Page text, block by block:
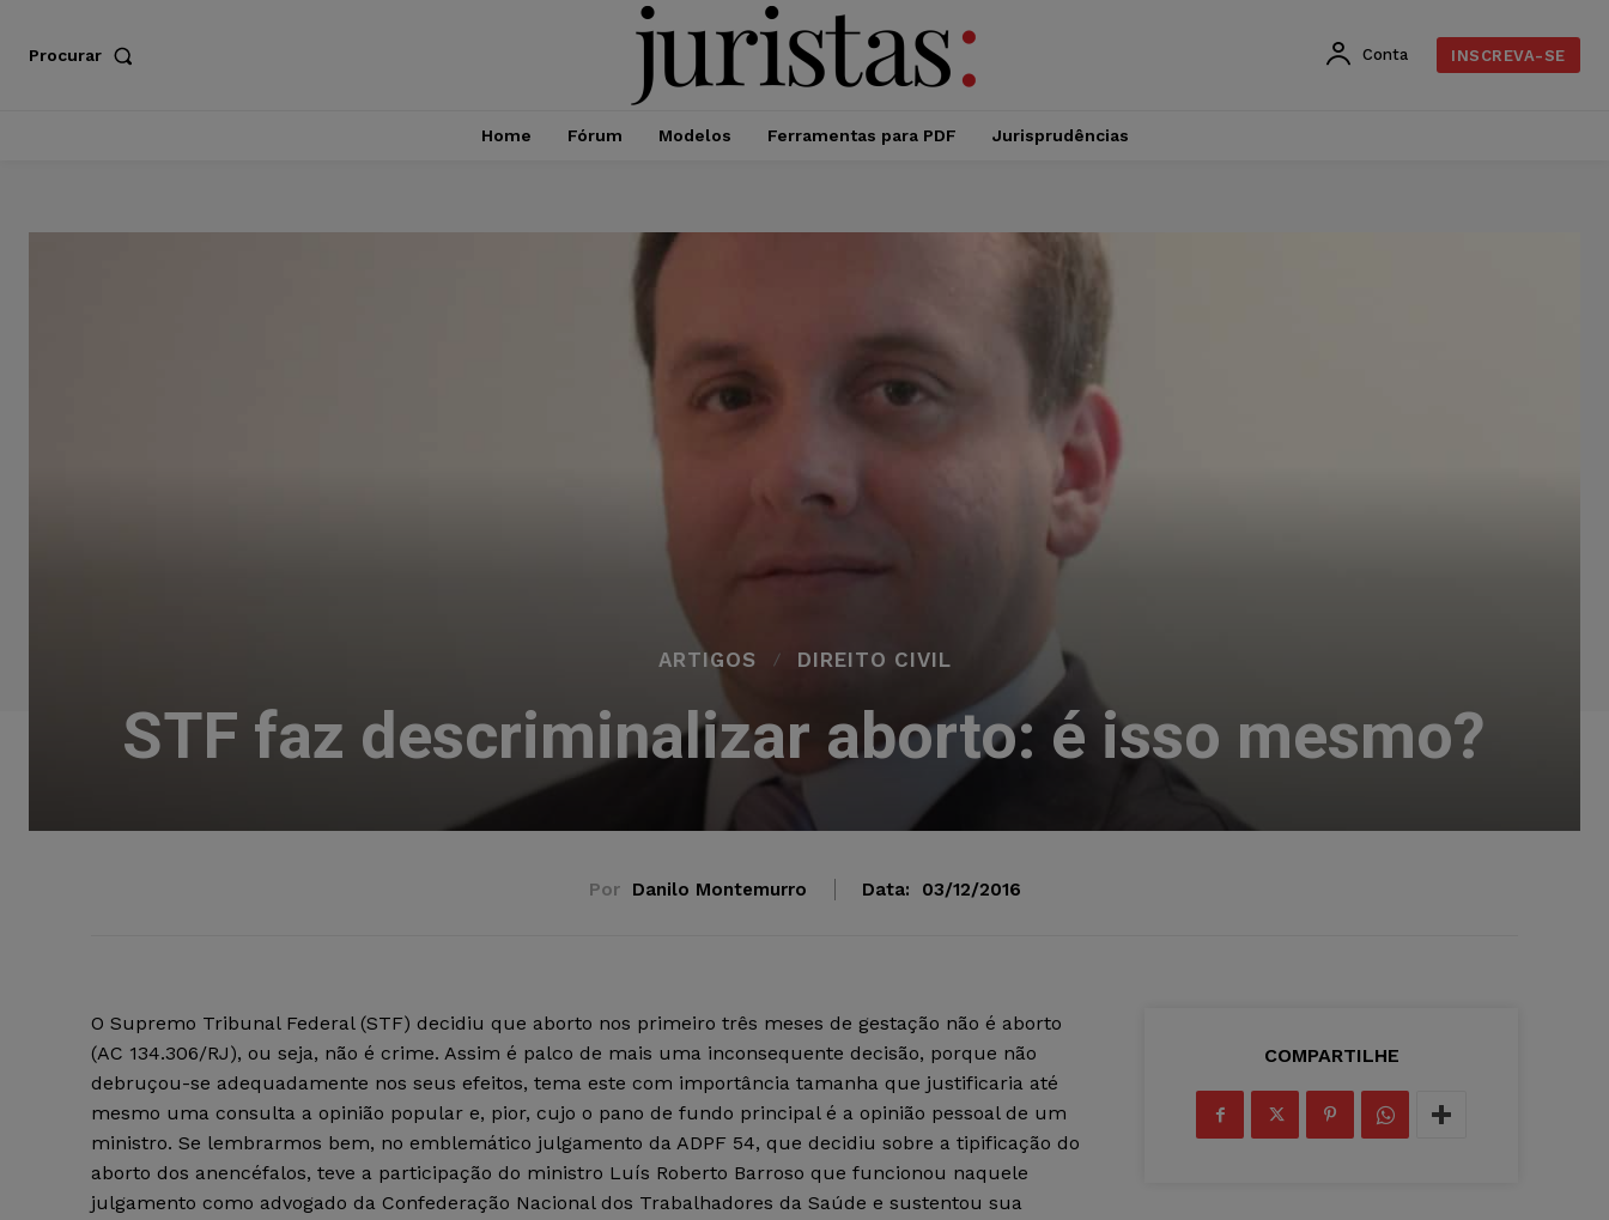
Procurar Conta INSCREVA-SE
Home Fórum Modelos Ferramentas para PDF Jurisprudências
ARTIGOS DIREITO CIVIL
STF faz descriminalizar aborto: é isso mesmo?
Por Danilo Montemurro Data: 03/12/2016
O Supremo Tribunal Federal (STF) decidiu que aborto nos primeiro três meses de gestação não é aborto
(AC 134.306/RJ), ou seja, não é crime. Assim é palco de mais uma inconsequente decisão, porque não
debruçou-se adequadamente nos seus efeitos, tema este com importância tamanha que justificaria até
mesmo uma consulta a opinião popular e, pior, cujo o pano de fundo principal é a opinião pessoal de um
ministro. Se lembrarmos bem, no emblemático julgamento da ADPF 54, que decidiu sobre a tipificação do
aborto dos anencéfalos, teve a participação do ministro Luís Roberto Barroso que funcionou naquele
julgamento como advogado da Confederação Nacional dos Trabalhadores da Saúde e sustentou sua
COMPARTILHE